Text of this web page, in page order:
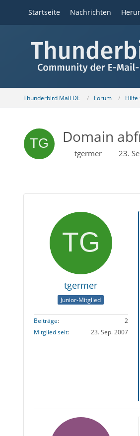
Startseite Nachrichten
Thunderbird Mail DE Forum Hilfe
Domain
tgermer 23.
tgermer
Junior-Mitglied
Beiträge
2
Mitglied seit
23. Sep. 2007